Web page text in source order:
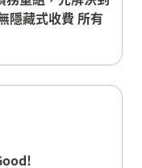
隱藏式收費 所有